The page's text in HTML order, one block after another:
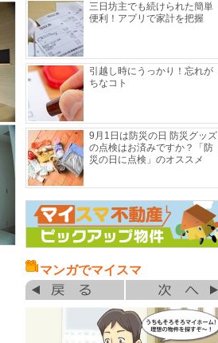
三日坊主でも続けられた簡単
便利！アプリで家計を把握
引越し時にうっかり！忘れが
ちなコト
9月1日は防災の日 防災グッズ
の点検はお済みですか？「防
災の日に点検」のオススメ
マンガでマイスマ